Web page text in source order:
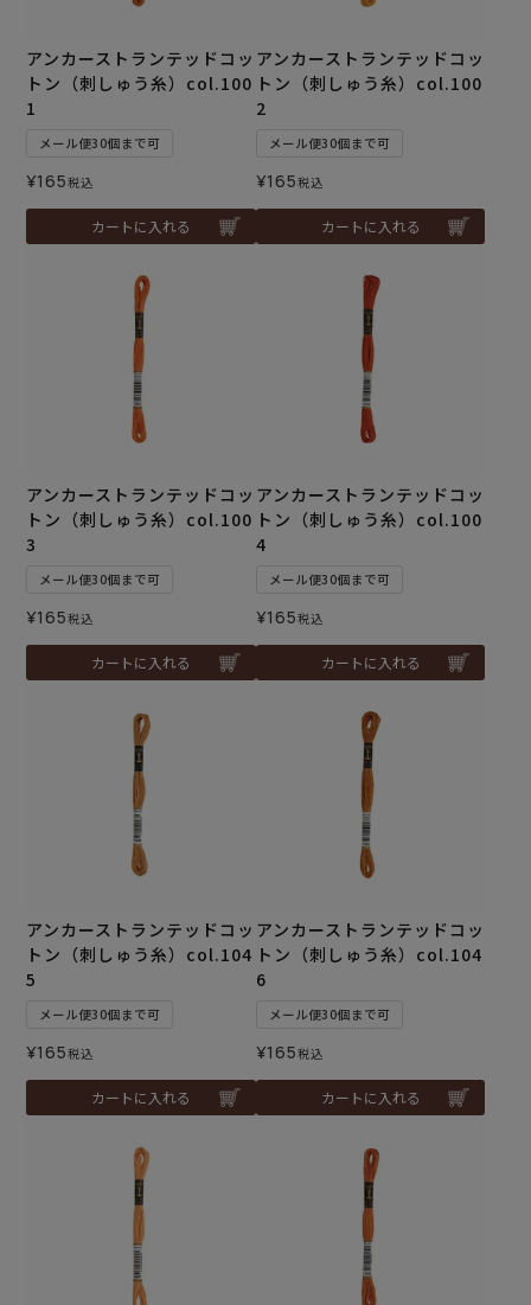
アンカーストランテッドコッ
トン（刺しゅう糸）col.100
1
メール便30個まで可
¥165税込
カートに入れる
アンカーストランテッドコッ
トン（刺しゅう糸）col.100
2
メール便30個まで可
¥165税込
カートに入れる
アンカーストランテッドコッ
トン（刺しゅう糸）col.100
3
メール便30個まで可
¥165税込
カートに入れる
アンカーストランテッドコッ
トン（刺しゅう糸）col.100
4
メール便30個まで可
¥165税込
カートに入れる
アンカーストランテッドコッ
トン（刺しゅう糸）col.104
5
メール便30個まで可
¥165税込
カートに入れる
アンカーストランテッドコッ
トン（刺しゅう糸）col.104
6
メール便30個まで可
¥165税込
カートに入れる